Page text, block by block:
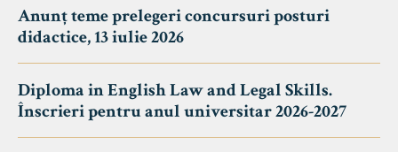
Anunț teme prelegeri concursuri posturi
didactice, 13 iulie 2026
Diploma in English Law and Legal Skills.
Înscrieri pentru anul universitar 2026-2027